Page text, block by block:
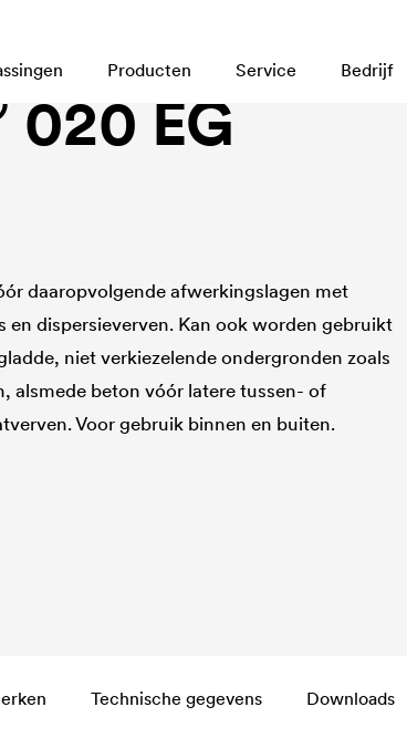
Producten Service Bedrijf
020 EG
daaropvolgende afwerkingslagen met
en dispersieverven. Kan ook worden gebruikt
niet verkiezelende ondergronden zoals
alsmede beton vóór latere tussen- of
Voor gebruik binnen en buiten.
Technische gegevens Downloads